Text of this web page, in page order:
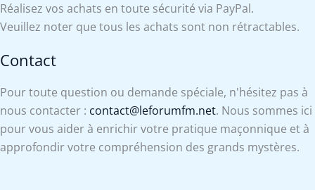
Réalisez vos achats en toute sécurité via PayPal.
Veuillez noter que tous les achats sont non rétractables.
Contact
Pour toute question ou demande spéciale, n'hésitez pas à
nous contacter : contact@leforumfm.net. Nous sommes ici
pour vous aider à enrichir votre pratique maçonnique et à
approfondir votre compréhension des grands mystères.